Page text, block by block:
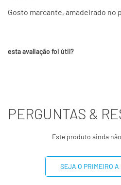
Gosto marcante, amadeirado no
esta avaliação foi útil?
PERGUNTAS &
Este produto ainda
SEJA O PRIMEIRO A